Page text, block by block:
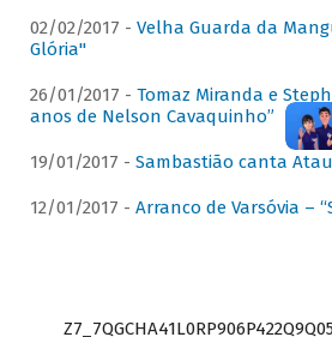
02/02/2017 - Velha Guarda da
Glória"
26/01/2017 - Tomaz Miranda e
anos de Nelson Cavaquinho”
19/01/2017 - Sambastião canta
12/01/2017 - Arranco de Varsóvia –